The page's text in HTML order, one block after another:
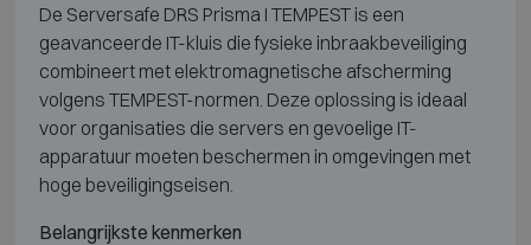
De Serversafe DRS Prisma I TEMPEST is een
geavanceerde IT-kluis die fysieke inbraakbeveiliging
combineert met elektromagnetische afscherming
volgens TEMPEST-normen. Deze oplossing is ideaal
voor organisaties die servers en gevoelige IT-
apparatuur moeten beschermen in omgevingen met
hoge beveiligingseisen.
Belangrijkste kenmerken